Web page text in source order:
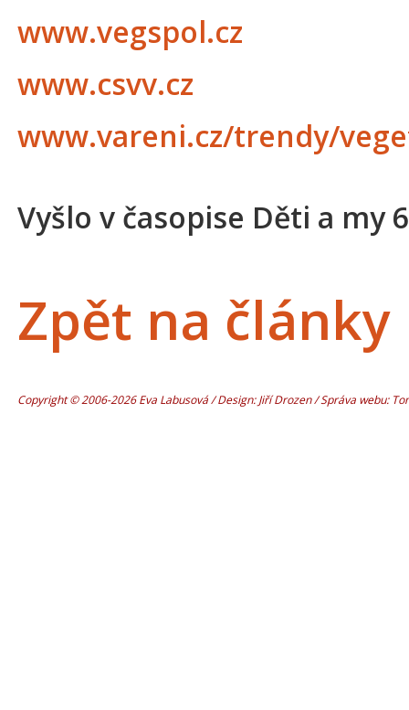
www.vegspol.cz
www.csvv.cz
www.vareni.cz/trendy/
Vyšlo v časopise Děti a my
Zpět na články
Copyright © 2006-2026 Eva Labusová / Design: Jiří Drozen / Správa webu: